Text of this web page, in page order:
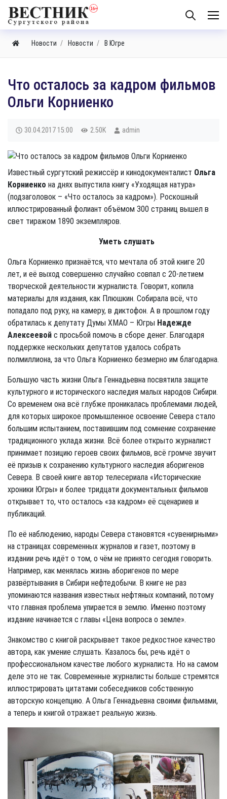
Новости Новости В Югре
Что осталось за кадром фильмов
Ольги Корниенко
30.04.2017 15:00 2.50K admin
Известный сургутский режиссёр и кинодокументалист Ольга
Корниенко на днях выпустила книгу «Уходящая натура»
(подзаголовок – «Что осталось за кадром»). Роскошный
иллюстрированный фолиант объёмом 300 страниц вышел в
свет тиражом 1890 экземпляров.
Уметь слушать
Ольга Корниенко признаётся, что мечтала об этой книге 20
лет, и её выход совершенно случайно совпал с 20-летием
творческой деятельности журналиста. Говорит, копила
материалы для издания, как Плюшкин. Собирала всё, что
попадало под руку, на камеру, в диктофон. А в прошлом году
обратилась к депутату Думы ХМАО – Югры Надежде
Алексеевой с просьбой помочь в сборе денег. Благодаря
поддержке нескольких депутатов удалось собрать
полмиллиона, за что Ольга Корниенко безмерно им благодарна.
Большую часть жизни Ольга Геннадьевна посвятила защите
культурного и исторического наследия малых народов Сибири.
Со временем она всё глубже проникалась проблемами людей,
для которых широкое промышленное освоение Севера стало
большим испытанием, поставившим под сомнение сохранение
традиционного уклада жизни. Всё более открыто журналист
принимает позицию героев своих фильмов, всё громче звучит
её призыв к сохранению культурного наследия аборигенов
Севера. В своей книге автор телесериала «Исторические
хроники Югры» и более тридцати документальных фильмов
открывает то, что осталось «за кадром» её сценариев и
публикаций.
По её наблюдению, народы Севера становятся «сувенирными»
на страницах современных журналов и газет, поэтому в
издании речь идёт о том, о чём не принято сегодня говорить.
Например, как менялась жизнь аборигенов по мере
развёртывания в Сибири нефтедобычи. В книге не раз
упоминаются названия известных нефтяных компаний, потому
что главная проблема упирается в землю. Именно поэтому
издание начинается с главы «Цена вопроса о земле».
Знакомство с книгой раскрывает такое редкостное качество
автора, как умение слушать. Казалось бы, речь идёт о
профессиональном качестве любого журналиста. Но на самом
деле это не так. Современные журналисты больше стремятся
иллюстрировать цитатами собеседников собственную
авторскую концепцию. А Ольга Геннадьевна своими фильмами,
а теперь и книгой отражает реальную жизнь.